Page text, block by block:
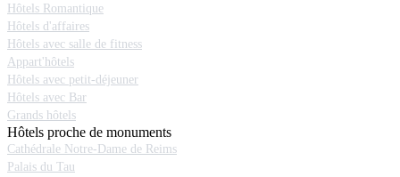
Hôtels Romantique
Hôtels d'affaires
Hôtels avec salle de fitness
Appart'hôtels
Hôtels avec petit-déjeuner
Hôtels avec Bar
Grands hôtels
Hôtels proche de monuments
Cathédrale Notre-Dame de Reims
Palais du Tau